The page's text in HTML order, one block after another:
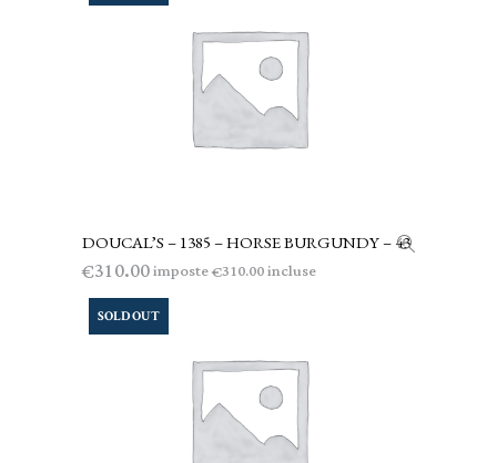
LEGGI TUTTO
DOUCAL’S – 1385 – HORSE BURGUNDY – 43
€310.00imposte€310.00incluse
SOLD OUT